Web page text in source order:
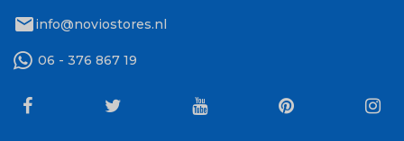
mailinfo@noviostores.nl
06 - 376 867 19